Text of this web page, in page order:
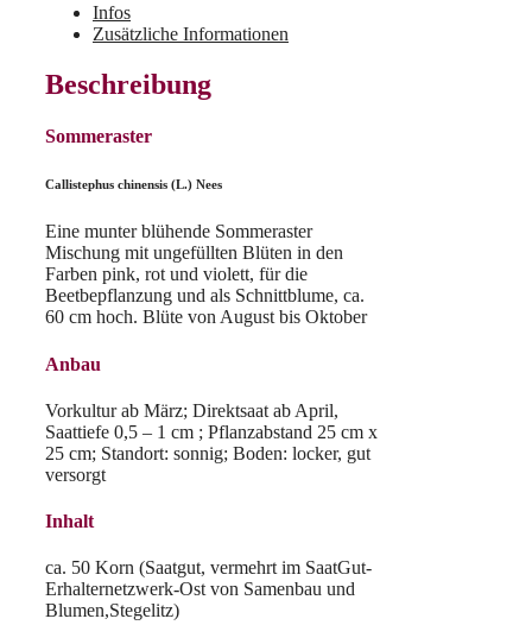
Infos
Zusätzliche Informationen
Beschreibung
Sommeraster
Callistephus chinensis (L.) Nees
Eine munter blühende Sommeraster
Mischung mit ungefüllten Blüten in den
Farben pink, rot und violett, für die
Beetbepflanzung und als Schnittblume, ca.
60 cm hoch. Blüte von August bis Oktober
Anbau
Vorkultur ab März; Direktsaat ab April,
Saattiefe 0,5 – 1 cm ; Pflanzabstand 25 cm x
25 cm; Standort: sonnig; Boden: locker, gut
versorgt
Inhalt
ca. 50 Korn (Saatgut, vermehrt im SaatGut-
Erhalternetzwerk-Ost von Samenbau und
Blumen,Stegelitz)